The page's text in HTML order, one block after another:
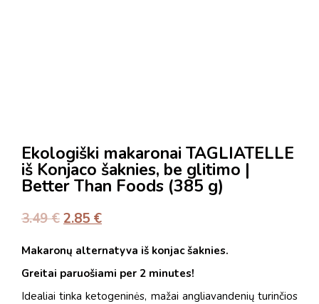
Ekologiški makaronai TAGLIATELLE
iš Konjaco šaknies, be glitimo |
Better Than Foods (385 g)
3.49€2.85 €
Makaronų alternatyva iš konjac šaknies.
Greitai paruošiami per 2 minutes!
Idealiai tinka ketogeninės, mažai angliavandenių turinčios